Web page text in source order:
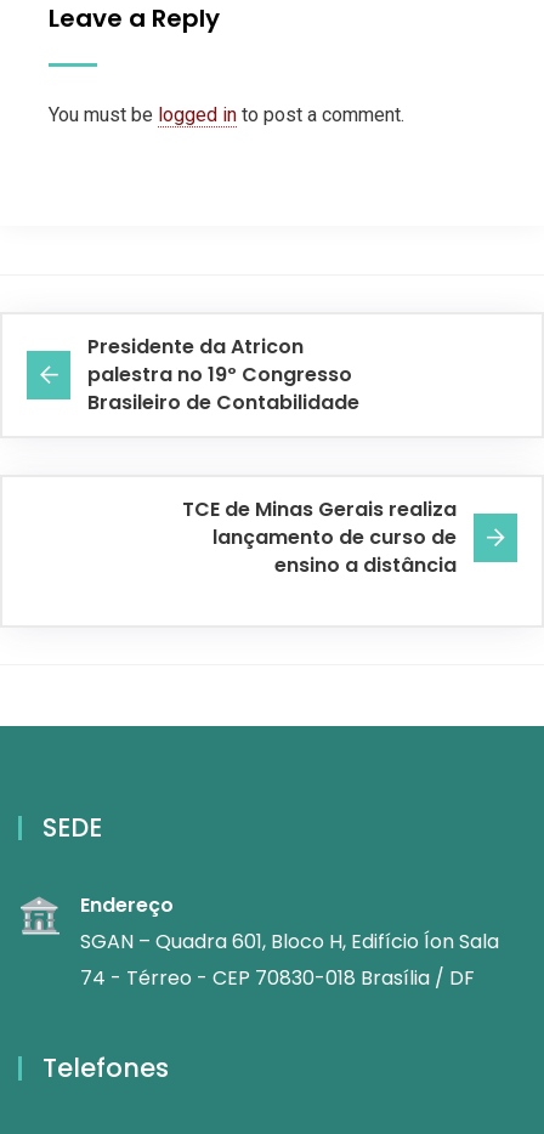
Leave a Reply
You must be logged in to post a comment.
Presidente da Atricon
palestra no 19º Congresso
Brasileiro de Contabilidade
TCE de Minas Gerais realiza
lançamento de curso de
ensino a distância
SEDE
Endereço
SGAN – Quadra 601, Bloco H, Edifício Íon Sala
74 - Térreo - CEP 70830-018 Brasília / DF
Telefones